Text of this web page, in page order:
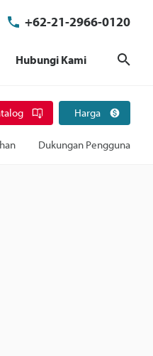
+62-21-2966-0120
Hubungi Kami
Harga
Dukungan Pengguna